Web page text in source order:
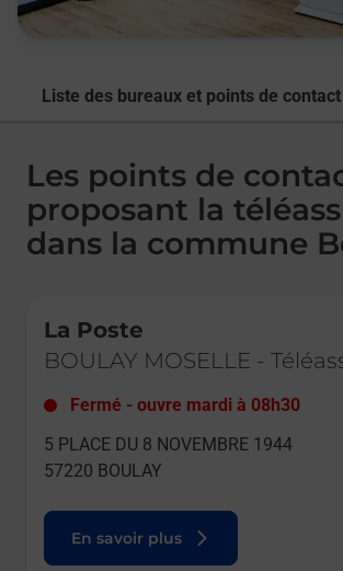
Liste des bureaux et points de contact
Les points de
proposant la
dans la commune
La Poste
BOULAY MOSELLE -
Fermé - ouvre mardi à 08h30
5 PLACE DU 8 NOVEMBRE 1944
57220 BOULAY
En savoir plus